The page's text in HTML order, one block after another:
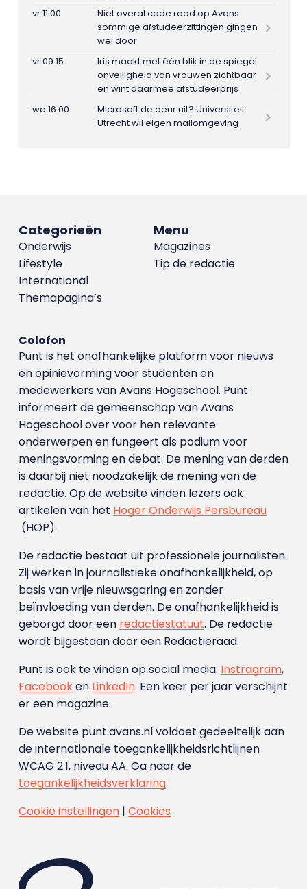
vr 11:00
Niet overal code rood op Avans:
sommige afstudeerzittingen gingen
wel door
vr 09:15
Iris maakt met één blik in de spiegel
onveiligheid van vrouwen zichtbaar
en wint daarmee afstudeerprijs
wo 16:00
Microsoft de deur uit? Universiteit
Utrecht wil eigen mailomgeving
Menu
Magazines
Tip de redactie
Categorieën
Onderwijs
Lifestyle
International
Themapagina’s
Colofon
Punt is het onafhankelijke platform voor nieuws
en opinievorming voor studenten en
medewerkers van Avans Hoge­school. Punt
informeert de gemeenschap van Avans
Hogeschool over voor hen relevante
onderwerpen en fungeert als podium voor
meningsvorming en debat. De mening van derden
is daarbij niet noodzakelijk de mening van de
redactie. Op de website vinden lezers ook
artikelen van het Hoger Onderwijs Persbureau
(HOP).
De redactie bestaat uit professionele journalisten.
Zij werken in journalistieke onafhankelijkheid, op
basis van vrije nieuwsgaring en zonder
beïnvloeding van derden. De onafhankelijkheid is
geborgd door een redactiestatuut. De redactie
wordt bijgestaan door een Redactieraad.
Punt is ook te vinden op social media: Instragram,
Facebooken LinkedIn. Een keer per jaar verschijnt
er een magazine.
De website punt.avans.nl voldoet gedeeltelijk aan
de internationale toegankelijkheidsrichtlijnen
WCAG 2.1, niveau AA. Ga naar de
toegankelijkheidsverklaring.
Cookie instellingen| Cookies